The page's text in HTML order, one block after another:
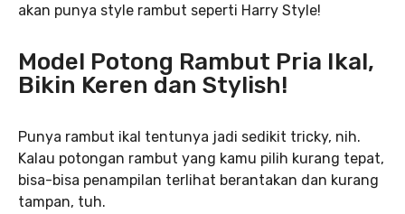
akan punya style rambut seperti Harry Style!
Model Potong Rambut Pria Ikal,
Bikin Keren dan Stylish!
Punya rambut ikal tentunya jadi sedikit tricky, nih.
Kalau potongan rambut yang kamu pilih kurang tepat,
bisa-bisa penampilan terlihat berantakan dan kurang
tampan, tuh.